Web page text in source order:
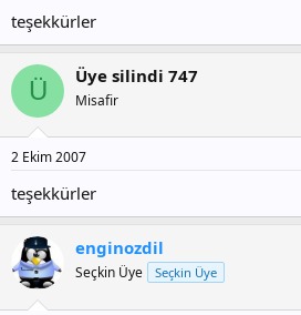
teşekkürler
Ü Üye silindi 747
Misafir
2 Ekim 2007
teşekkürler
enginozdil
Seçkin Üye Seçkin Üye